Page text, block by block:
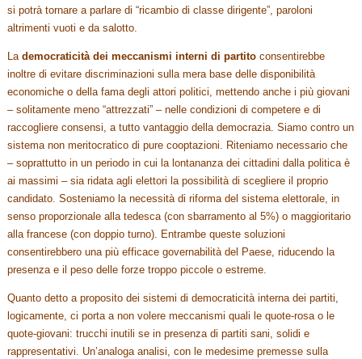
si potrà tornare a parlare di “ricambio di classe dirigente”, paroloni
altrimenti vuoti e da salotto.
Lademocraticità dei meccanismi interni di partito consentirebbe
inoltre di evitare discriminazioni sulla mera base delle disponibilità
economiche o della fama degli attori politici, mettendo anche i più giovani
– solitamente meno “attrezzati” – nelle condizioni di competere e di
raccogliere consensi, a tutto vantaggio della democrazia. Siamo contro un
sistema non meritocratico di pure cooptazioni. Riteniamo necessario che
– soprattutto in un periodo in cui la lontananza dei cittadini dalla politica è
ai massimi – sia ridata agli elettori la possibilità di scegliere il proprio
candidato. Sosteniamo la necessità di riforma del sistema elettorale, in
senso proporzionale alla tedesca (con sbarramento al 5%) o maggioritario
alla francese (con doppio turno). Entrambe queste soluzioni
consentirebbero una più efficace governabilità del Paese, riducendo la
presenza e il peso delle forze troppo piccole o estreme.
Quanto detto a proposito dei sistemi di democraticità interna dei partiti,
logicamente, ci porta a non volere meccanismi quali le quote-rosa o le
quote-giovani: trucchi inutili se in presenza di partiti sani, solidi e
rappresentativi. Un’analoga analisi, con le medesime premesse sulla